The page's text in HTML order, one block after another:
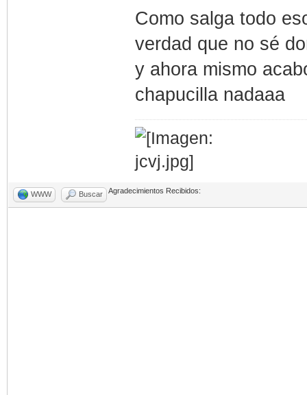
Como salga todo
verdad que no sé
y ahora mismo
chapucilla nadaaa
WWW Buscar Agradecimientos Recibidos: